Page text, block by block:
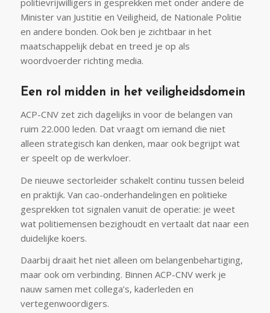
politievrijwilligers in gesprekken met onder andere de
Minister van Justitie en Veiligheid, de Nationale Politie
en andere bonden. Ook ben je zichtbaar in het
maatschappelijk debat en treed je op als
woordvoerder richting media.
Een rol midden in het veiligheidsdomein
ACP-CNV zet zich dagelijks in voor de belangen van
ruim 22.000 leden. Dat vraagt om iemand die niet
alleen strategisch kan denken, maar ook begrijpt wat
er speelt op de werkvloer.
De nieuwe sectorleider schakelt continu tussen beleid
en praktijk. Van cao-onderhandelingen en politieke
gesprekken tot signalen vanuit de operatie: je weet
wat politiemensen bezighoudt en vertaalt dat naar een
duidelijke koers.
Daarbij draait het niet alleen om belangenbehartiging,
maar ook om verbinding. Binnen ACP-CNV werk je
nauw samen met collega’s, kaderleden en
vertegenwoordigers.